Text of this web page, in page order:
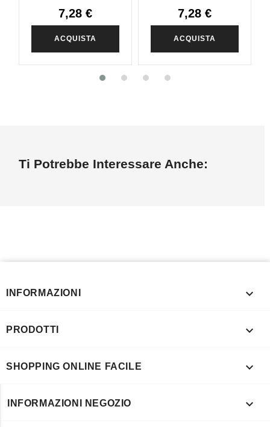
7,28 €
ACQUISTA
7,28 €
ACQUISTA
Ti Potrebbe Interessare Anche:
INFORMAZIONI 
PRODOTTI 
SHOPPING ONLINE FACILE 
INFORMAZIONI NEGOZIO 